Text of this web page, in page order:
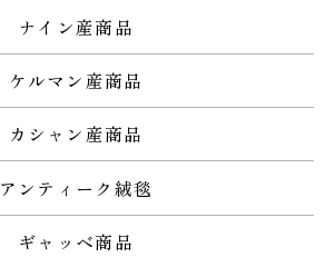
ナイン産商品
ケルマン産商品
カシャン産商品
アンティーク絨毯
ギャッベ商品